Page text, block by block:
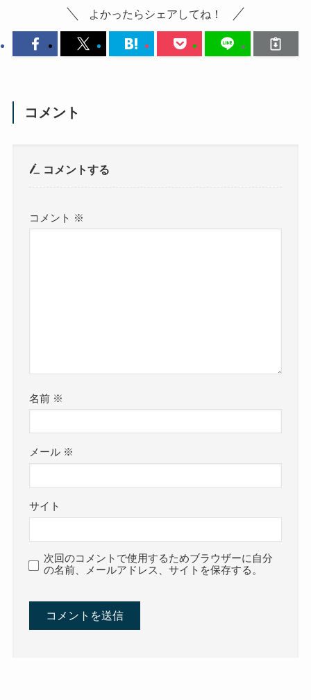
よかったらシェアしてね！
コメント
コメントする
コメント ※
名前 ※
メール ※
サイト
次回のコメントで使用するためブラウザーに自分
の名前、メールアドレス、サイトを保存する。